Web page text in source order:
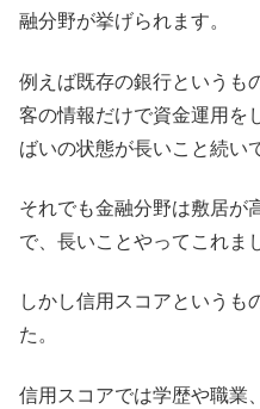
融分野が挙げられます。
例えば既存の銀行というも
客の情報だけで資金運用を
ばいの状態が長いこと続い
それでも金融分野は敷居が
で、長いことやってこれま
しかし信用スコアというも
た。
信用スコアでは学歴や職業